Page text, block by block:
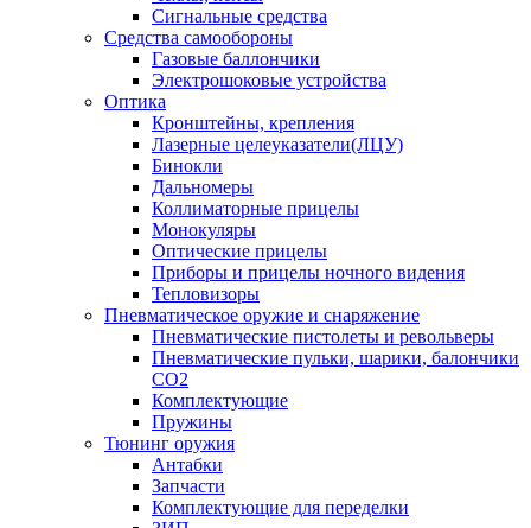
Сигнальные средства
Средства самообороны
Газовые баллончики
Электрошоковые устройства
Оптика
Кронштейны, крепления
Лазерные целеуказатели(ЛЦУ)
Бинокли
Дальномеры
Коллиматорные прицелы
Монокуляры
Оптические прицелы
Приборы и прицелы ночного видения
Тепловизоры
Пневматическое оружие и снаряжение
Пневматические пистолеты и револьверы
Пневматические пульки, шарики, балончики
CO2
Комплектующие
Пружины
Тюнинг оружия
Антабки
Запчасти
Комплектующие для переделки